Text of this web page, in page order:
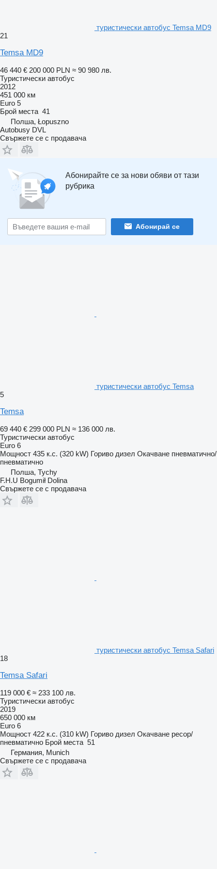
туристически автобус Temsa MD9
21
Temsa MD9
46 440 € 200 000 PLN ≈ 90 980 лв.
Туристически автобус
2012
451 000 км
Euro 5
Брой места 41
Полша, Łopuszno
Autobusy DVL
Свържете се с продавача
Абонирайте се за нови обяви от тази
рубрика
Абонирай се
туристически автобус Temsa
5
Temsa
69 440 € 299 000 PLN ≈ 136 000 лв.
Туристически автобус
Euro 6
Мощност 435 к.с. (320 kW) Гориво дизел Окачване пневматично/
пневматично
Полша, Tychy
F.H.U Bogumił Dolina
Свържете се с продавача
туристически автобус Temsa Safari
18
Temsa Safari
119 000 € ≈ 233 100 лв.
Туристически автобус
2019
650 000 км
Euro 6
Мощност 422 к.с. (310 kW) Гориво дизел Окачване ресор/
пневматично Брой места 51
Германия, Munich
Свържете се с продавача